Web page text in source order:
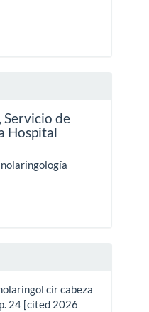
Servicio de
Hospital
cir cabeza
24 [cited 2026